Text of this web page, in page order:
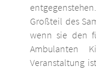
Großteil des
wenn sie den
Ambulanten
Veranstaltung